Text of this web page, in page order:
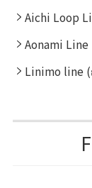
Aichi Loop
Aonami Line
Linimo line